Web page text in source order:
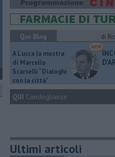
Qui Blog
di
A Lucca la mostra
di Marcello
Scarselli “Dialoghi
con la città"
QUI Condoglianze
Ultimi articoli